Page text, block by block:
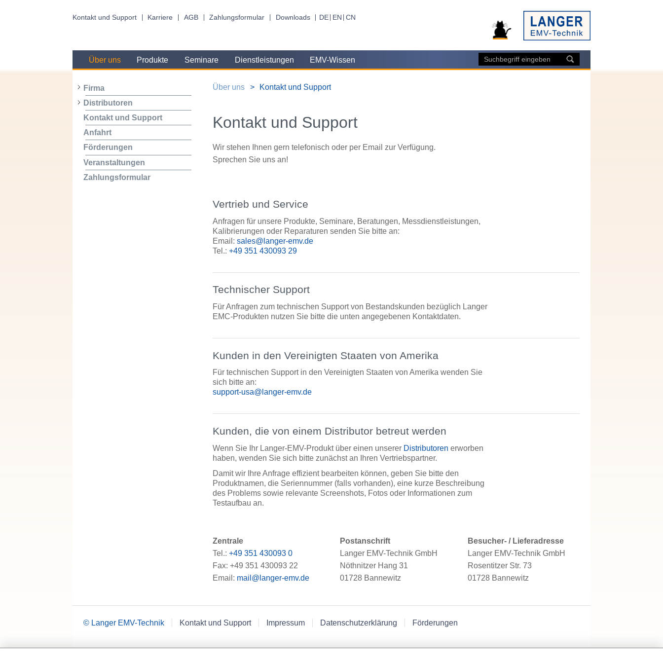
Kontakt und Support Karriere AGB Zahlungsformular Downloads DE EN CN
Über uns Produkte Seminare Dienstleistungen EMV-Wissen
Firma
Distributoren
Kontakt und Support
Anfahrt
Förderungen
Veranstaltungen
Zahlungsformular
Über uns Kontakt und Support
Kontakt und Support
Wir stehen Ihnen gern telefonisch oder per Email zur Verfügung.
Sprechen Sie uns an!
Vertrieb und Service
Anfragen für unsere Produkte, Seminare, Beratungen, Messdienstleistungen,
Kalibrierungen oder Reparaturen senden Sie bitte an:
Email:sales@langer-emv.de
Tel.:+49 351 430093 29
Technischer Support
Für Anfragen zum technischen Support von Bestandskunden bezüglich Langer
EMC-Produkten nutzen Sie bitte die unten angegebenen Kontaktdaten.
Kunden in den Vereinigten Staaten von Amerika
Für technischen Support in den Vereinigten Staaten von Amerika wenden Sie
sich bitte an:
support-usa@langer-emv.de
Kunden, die von einem Distributor betreut werden
Wenn Sie Ihr Langer-EMV-Produkt über einen unserer Distributoren erworben
haben, wenden Sie sich bitte zunächst an Ihren Vertriebspartner.
Damit wir Ihre Anfrage effizient bearbeiten können, geben Sie bitte den
Produktnamen, die Seriennummer (falls vorhanden), eine kurze Beschreibung
des Problems sowie relevante Screenshots, Fotos oder Informationen zum
Testaufbau an.
Zentrale
Tel.:+49 351 430093 0
Fax: +49 351 430093 22
Email: mail@langer-emv.de
Postanschrift
Langer EMV-Technik GmbH
Nöthnitzer Hang 31
01728 Bannewitz
Besucher- / Lieferadresse
Langer EMV-Technik GmbH
Rosentitzer Str. 73
01728 Bannewitz
© Langer EMV-Technik Kontakt und Support Impressum Datenschutzerklärung Förderungen